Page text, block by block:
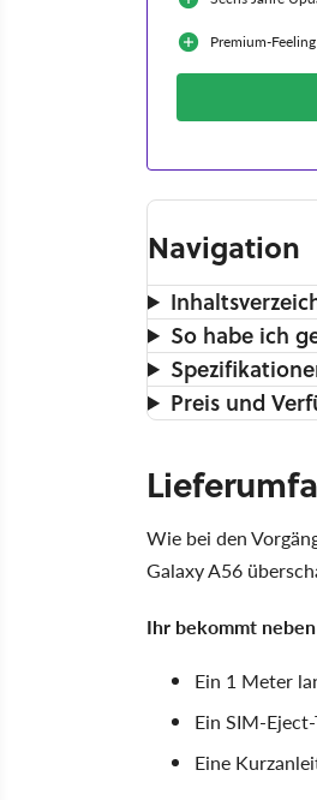
Premium-
Navigation
So habe ich
Preis und
Wie bei den
Galaxy A56
Ihr bekommt
Ein 1 Meter
Ein SIM-
Eine